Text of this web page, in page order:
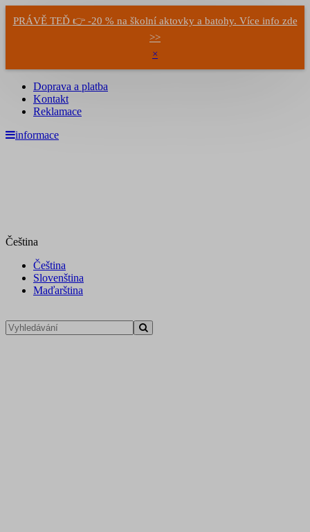
PRÁVĚ TEĎ 👉 -20 % na školní aktovky a batohy. Více info zde
>>
×
Doprava a platba
Kontakt
Reklamace
informace
Čeština
Čeština
Slovenština
Maďarština